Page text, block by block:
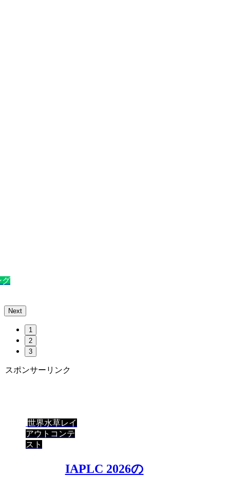
グ
Next
1
2
3
スポンサーリンク
世界水草レイ
アウトコンテ
スト
IAPLC 2026の